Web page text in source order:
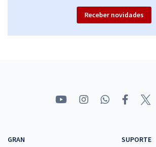
Economize R$ 63,96 (-20%)
Receber novidades
GRAN
SUPORTE